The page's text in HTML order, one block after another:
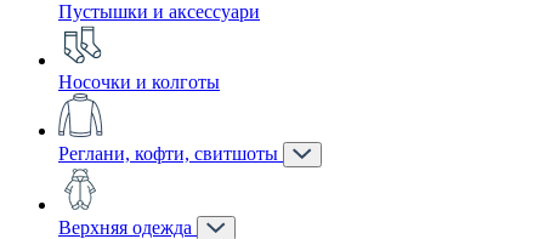
Пустышки и аксессуари
Носочки и колготы
Реглани, кофти, свитшоты
Верхняя одежда